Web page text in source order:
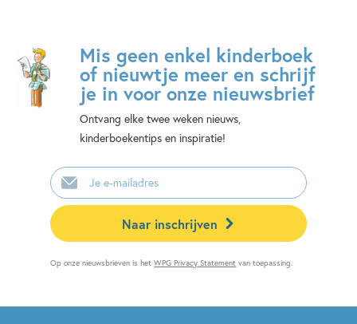
Mis geen enkel kinderboek
of nieuwtje meer en schrijf
je in voor onze nieuwsbrief
Ontvang elke twee weken nieuws,
kinderboekentips en inspiratie!
E-
mailadres
Naar inschrijven
Op onze nieuwsbrieven is hetWPG Privacy Statement van toepassing.